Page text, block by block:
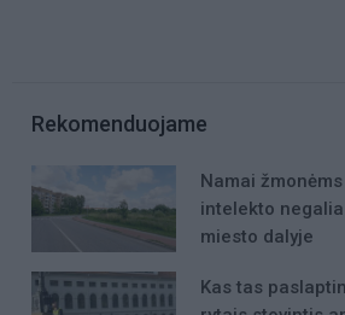
Rekomenduojame
Namai
intelekto
miesto dalyje
Kas tas